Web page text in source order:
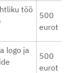
töö
500
eurot
logo ja
500
eurot